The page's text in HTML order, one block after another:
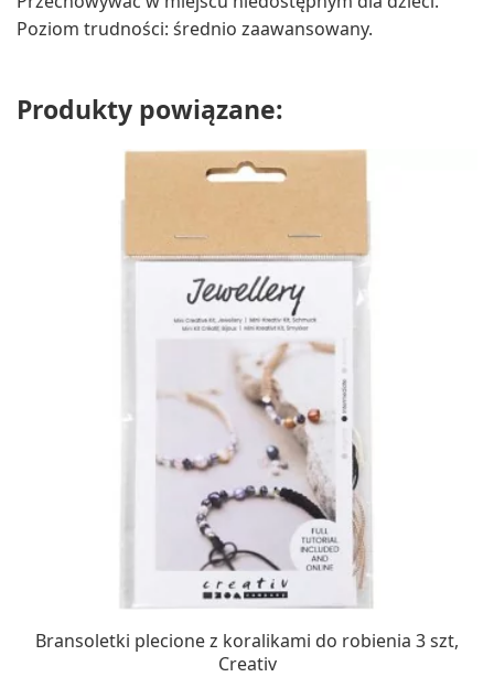
Poziom trudności: średnio zaawansowany.
Produkty powiązane:
Bransoletki plecione z koralikami do robienia 3 szt,
Creativ